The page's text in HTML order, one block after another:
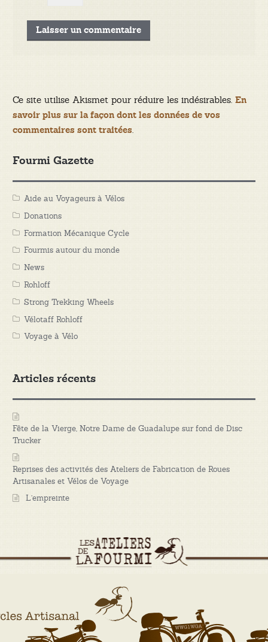
Ce site utilise Akismet pour réduire les indésirables. En
savoir plus sur la façon dont les données de vos
commentaires sont traitées.
Fourmi Gazette
Aide au Voyageurs à Vélos
Donations
Formation Mécanique Cycle
Fourmis autour du monde
News
Rohloff
Strong Trekking Wheels
Vélotaff Rohloff
Voyage à Vélo
Articles récents
Fête de la Vierge, Notre Dame de Guadalupe sur fond de Disc
Trucker
Reprises des activités des Ateliers de Fabrication de Roues
Artisanales et Vélos de Voyage
L’empreinte